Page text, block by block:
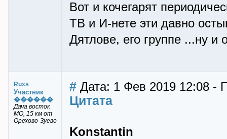
Вот и кочегарят
ТВ и И-нете эти давно
Дятлове, его группе ...ну и
Ruxs
Участник
������
Дача восток
МО, 15 км от
Орехово-Зуево
# Дата: 1 Фев 2019 12:08 -
Цитата
Konstantin